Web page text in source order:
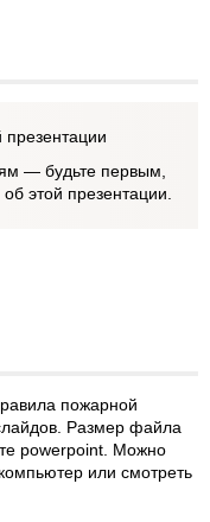
— будьте первым,
этой презентации.
пожарной
Размер файла
powerpoint. Можно
или смотреть